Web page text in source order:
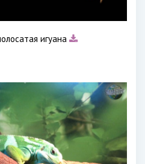
игуана